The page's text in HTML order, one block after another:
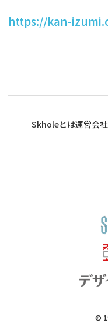
https://kan-
Skholeとは運営会社
©